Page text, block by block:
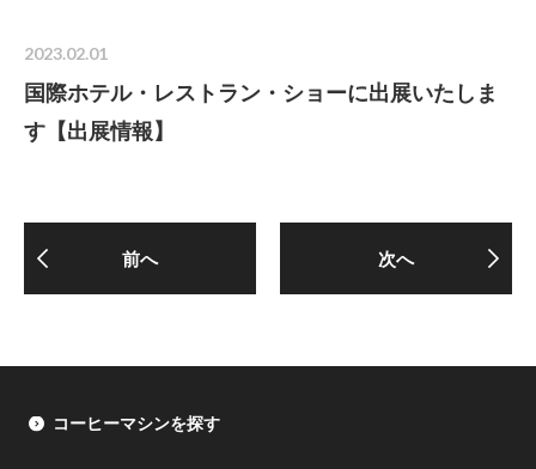
2023.02.01
国際ホテル・レストラン・ショーに出展いたしま
す【出展情報】
前へ 次へ
コーヒーマシンを探す